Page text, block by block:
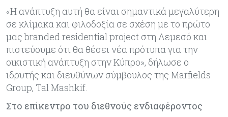
«Η ανάπτυξη αυτή θα είναι σημαντικά μεγαλύτερη
σε κλίμακα και φιλοδοξία σε σχέση με το πρώτο
μας branded residential project στη Λεμεσό και
πιστεύουμε ότι θα θέσει νέα πρότυπα για την
οικιστική ανάπτυξη στην Κύπρο», δήλωσε ο
ιδρυτής και διευθύνων σύμβουλος της Marfields
Group, Tal Mashkif.
Στο επίκεντρο του διεθνούς ενδιαφέροντος